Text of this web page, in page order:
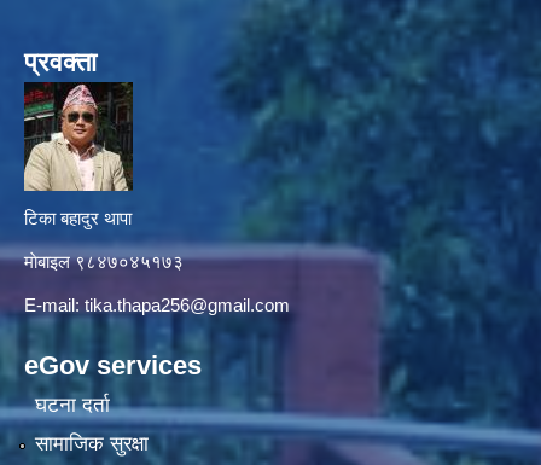
प्रवक्ता
टिका बहादुर थापा
माे‍बाइल ९८४७०४५१७३
E-mail: tika.thapa256@gmail.com
eGov services
घटना दर्ता
सामाजिक सुरक्षा